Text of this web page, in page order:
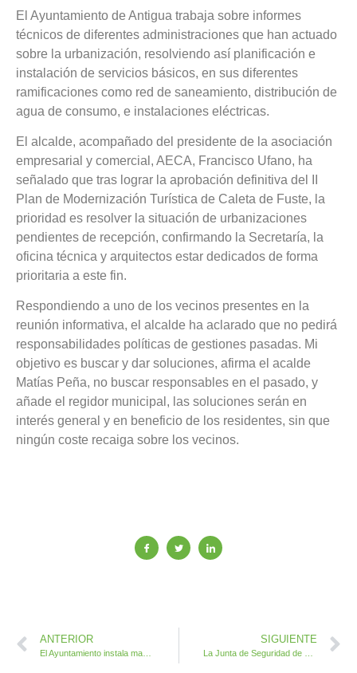
El Ayuntamiento de Antigua trabaja sobre informes
técnicos de diferentes administraciones que han actuado
sobre la urbanización, resolviendo así planificación e
instalación de servicios básicos, en sus diferentes
ramificaciones como red de saneamiento, distribución de
agua de consumo, e instalaciones eléctricas.
El alcalde, acompañado del presidente de la asociación
empresarial y comercial, AECA, Francisco Ufano, ha
señalado que tras lograr la aprobación definitiva del II
Plan de Modernización Turística de Caleta de Fuste, la
prioridad es resolver la situación de urbanizaciones
pendientes de recepción, confirmando la Secretaría, la
oficina técnica y arquitectos estar dedicados de forma
prioritaria a este fin.
Respondiendo a uno de los vecinos presentes en la
reunión informativa, el alcalde ha aclarado que no pedirá
responsabilidades políticas de gestiones pasadas. Mi
objetivo es buscar y dar soluciones, afirma el acalde
Matías Peña, no buscar responsables en el pasado, y
añade el regidor municipal, las soluciones serán en
interés general y en beneficio de los residentes, sin que
ningún coste recaiga sobre los vecinos.
ANTERIOR SIGUIENTE